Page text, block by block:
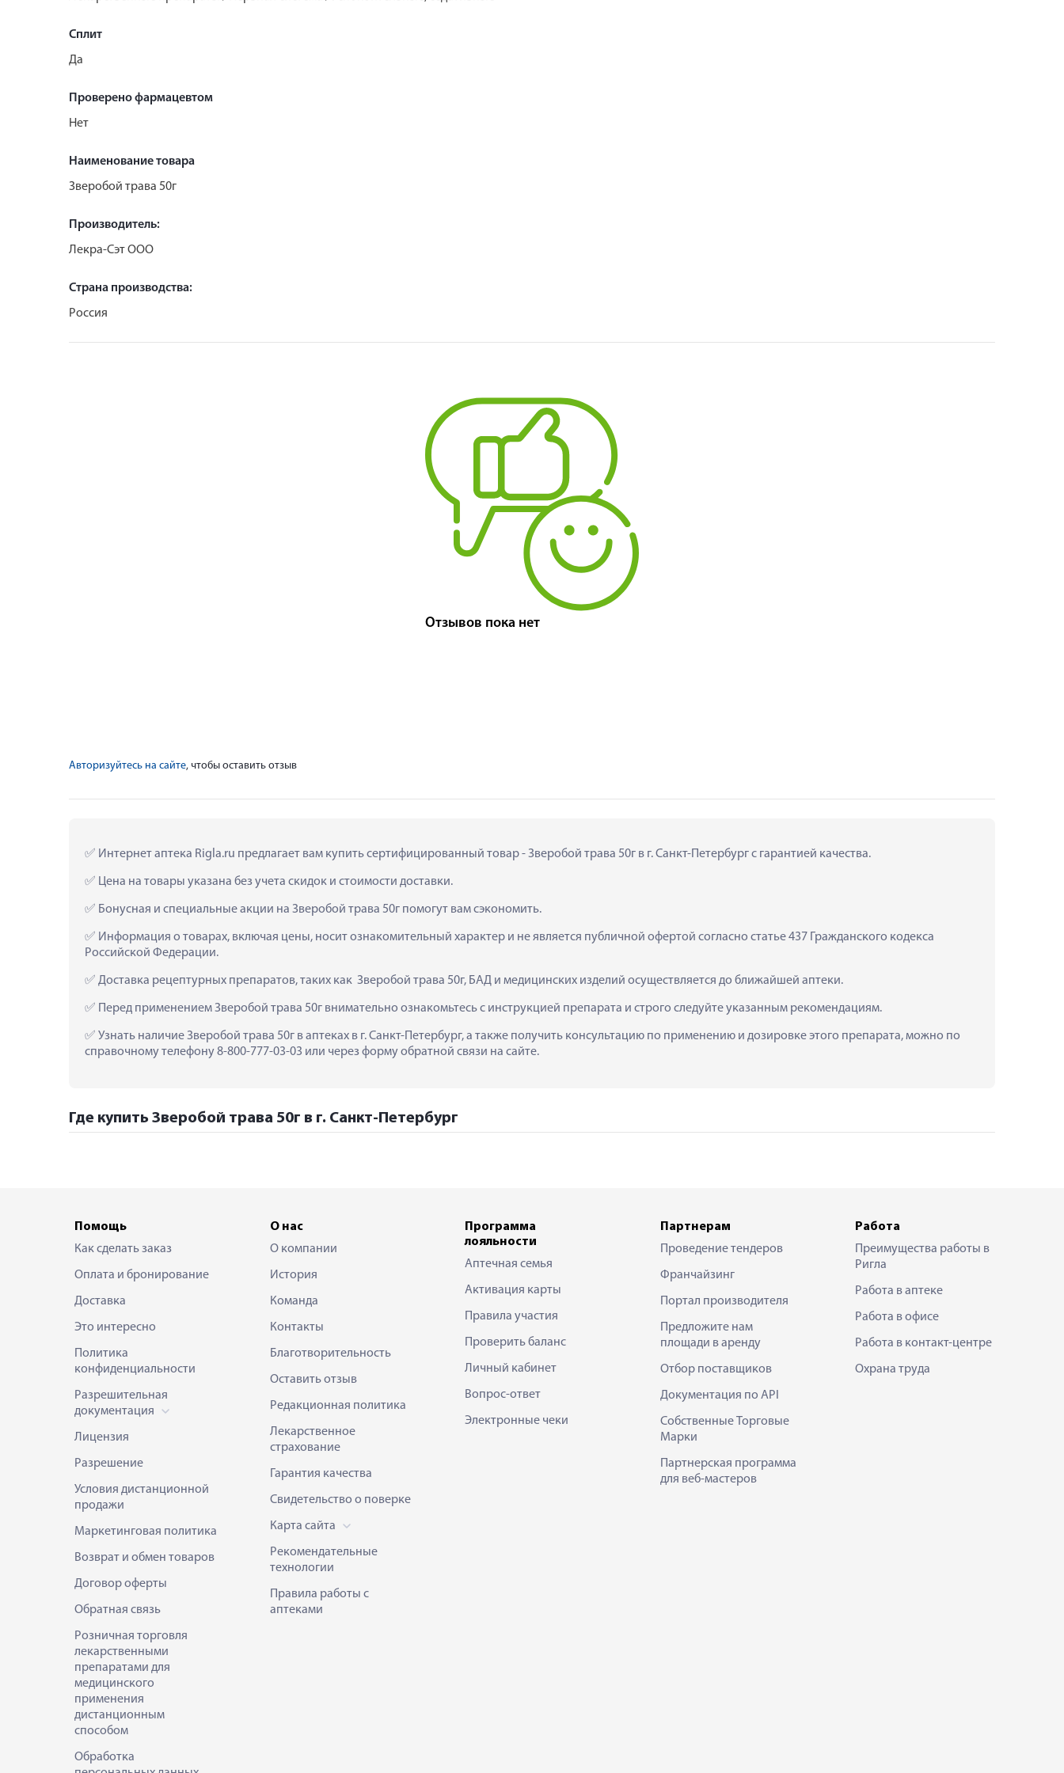
Сплит
Да
Проверено фармацевтом
Нет
Наименование товара
Зверобой трава 50г
Производитель:
Лекра-Сэт ООО
Страна производства:
Россия
Отзывов пока нет
Авторизуйтесь на сайте, чтобы оставить отзыв
Интернет аптека Rigla.ru предлагает вам купить сертифицированный товар - Зверобой трава 50г в г. Санкт-Петербург с гарантией качества.
Цена на товары указана без учета скидок и стоимости доставки.
Бонусная и специальные акции на Зверобой трава 50г помогут вам сэкономить.
Информация о товарах, включая цены, носит ознакомительный характер и не является публичной офертой согласно статье 437 Гражданского кодекса
Российской Федерации.
Доставка рецептурных препаратов, таких как  Зверобой трава 50г, БАД и медицинских изделий осуществляется до ближайшей аптеки.
Перед применением Зверобой трава 50г внимательно ознакомьтесь с инструкцией препарата и строго следуйте указанным рекомендациям.
Узнать наличие Зверобой трава 50г в аптеках в г. Санкт-Петербург, а также получить консультацию по применению и дозировке этого препарата, можно по
справочному телефону 8-800-777-03-03 или через форму обратной связи на сайте.
Где купить Зверобой трава 50г в г. Санкт-Петербург
Помощь
Как сделать заказ
Оплата и бронирование
Доставка
Это интересно
Политика
конфиденциальности
Разрешительная
документация
Лицензия
Разрешение
Условия дистанционной
продажи
Маркетинговая политика
Возврат и обмен товаров
Договор оферты
Обратная связь
Розничная торговля
лекарственными
препаратами для
медицинского
применения
дистанционным
способом
Обработка
О нас
О компании
История
Команда
Контакты
Благотворительность
Оставить отзыв
Редакционная политика
Лекарственное
страхование
Гарантия качества
Свидетельство о поверке
Карта сайта
Рекомендательные
технологии
Правила работы с
аптеками
Программа
лояльности
Аптечная семья
Активация карты
Правила участия
Проверить баланс
Личный кабинет
Вопрос-ответ
Электронные чеки
Партнерам
Проведение тендеров
Франчайзинг
Портал производителя
Предложите нам
площади в аренду
Отбор поставщиков
Документация по API
Собственные Торговые
Марки
Партнерская программа
для веб-мастеров
Работа
Преимущества работы в
Ригла
Работа в аптеке
Работа в офисе
Работа в контакт-центре
Охрана труда